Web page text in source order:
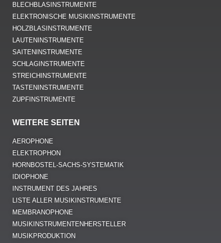
BLECHBLASINSTRUMENTE
ELEKTRONISCHE MUSIKINSTRUMENTE
HOLZBLASINSTRUMENTE
LAUTENINSTRUMENTE
SAITENINSTRUMENTE
SCHLAGINSTRUMENTE
STREICHINSTRUMENTE
TASTENINSTRUMENTE
ZUPFINSTRUMENTE
WEITERE SEITEN
AEROPHONE
ELEKTROPHON
HORNBOSTEL-SACHS-SYSTEMATIK
IDIOPHONE
INSTRUMENT DES JAHRES
LISTE ALLER MUSIKINSTRUMENTE
MEMBRANOPHONE
MUSIKINSTRUMENTENHERSTELLER
MUSIKPRODUKTION